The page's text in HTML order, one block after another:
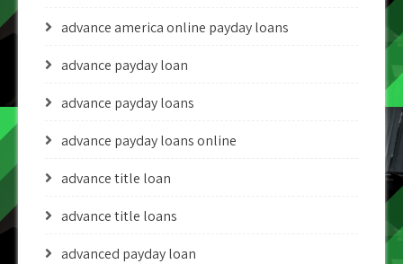
advance america online payday loans
advance payday loan
advance payday loans
advance payday loans online
advance title loan
advance title loans
advanced payday loan